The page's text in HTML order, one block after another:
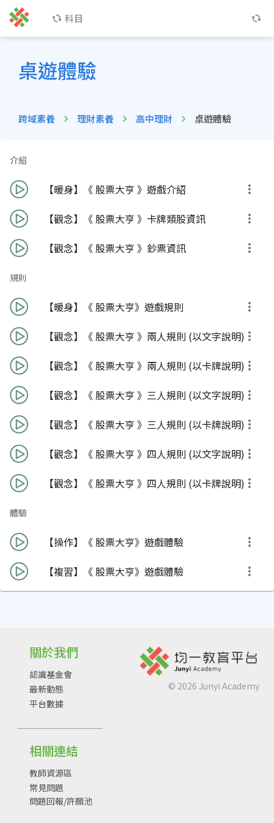
科目
桌遊體驗
跨域素養 理財素養 高中理財 桌遊體驗
介紹
【暖身】《 股票大亨 》遊戲介紹
【觀念】《 股票大亨 》卡牌類股資訊
【觀念】《 股票大亨 》鈔票資訊
規則
【暖身】《 股票大亨》遊戲規則
【觀念】《 股票大亨 》兩人規則 (以文字說明)
【觀念】《 股票大亨 》兩人規則 (以卡牌說明)
【觀念】《 股票大亨 》三人規則 (以文字說明)
【觀念】《 股票大亨 》三人規則 (以卡牌說明)
【觀念】《 股票大亨 》四人規則 (以文字說明)
【觀念】《 股票大亨 》四人規則 (以卡牌說明)
體驗
【操作】《 股票大亨》遊戲體驗
【複習】《 股票大亨》遊戲體驗
關於我們
認識基金會
最新動態
平台數據
相關連結
教師資源區
常見問題
問題回報/許願池
© 2026 Junyi Academy